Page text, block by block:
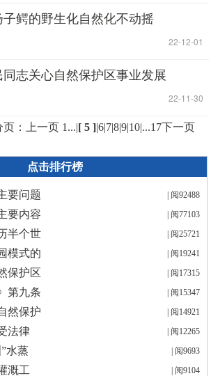
子鳄的野生化自然化不动摇
| 22-12-01
同志关心自然保护区事业发展
| 22-11-30
： 上一页 1...|[ 5 ]|6|7|8|9|10|...17下一页
点击排行榜
要问题 | 阅92488
要内容 | 阅77103
半个世 | 阅25721
模式的 | 阅19241
保护区 | 阅17315
第九条 | 阅15347
然保护 | 阅14921
法律 | 阅12265
水蒸 | 阅9693
溉工 | 阅9104